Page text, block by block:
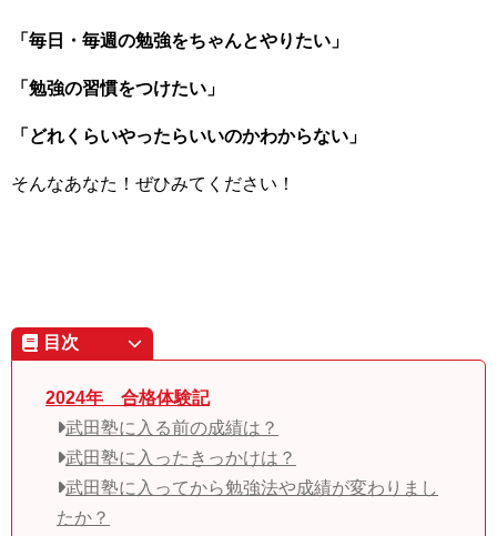
「毎日・毎週の勉強をちゃんとやりたい」
「勉強の習慣をつけたい」
「どれくらいやったらいいのかわからない」
そんなあなた！ぜひみてください！
目次
2024年 合格体験記
武田塾に入る前の成績は？
武田塾に入ったきっかけは？
武田塾に入ってから勉強法や成績が変わりまし
たか？